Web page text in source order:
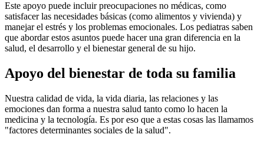
Este apoyo puede incluir preocupaciones no médicas, como
satisfacer las necesidades básicas (como alimentos y vivienda) y
manejar el estrés y los problemas emocionales. Los pediatras saben
que abordar estos asuntos puede hacer una gran diferencia en la
salud, el desarrollo y el bienestar general de su hijo.
Apoyo del bienestar de toda su familia
Nuestra calidad de vida, la vida diaria, las relaciones y las
emociones dan forma a nuestra salud tanto como lo hacen la
medicina y la tecnología. Es por eso que a estas cosas las llamamos
"factores determinantes sociales de la salud".